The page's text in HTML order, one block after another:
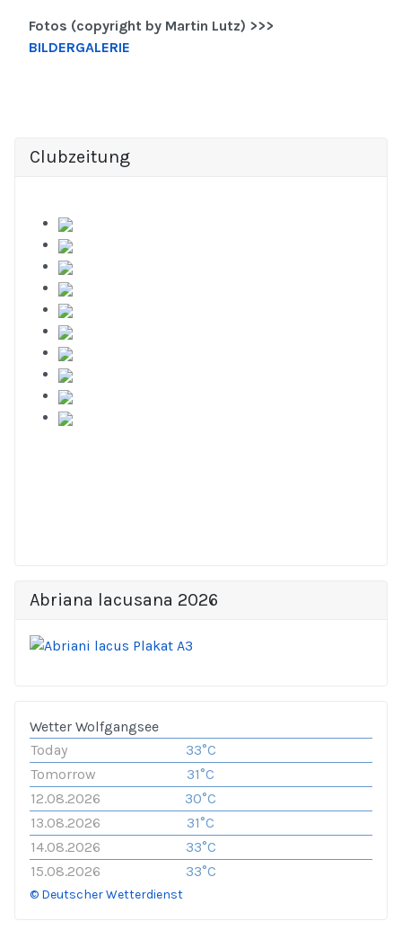
Fotos (copyright by Martin Lutz) >>>
BILDERGALERIE
Clubzeitung
Abriana lacusana 2026
Wetter Wolfgangsee
Today
33°C
Tomorrow
31°C
12.08.2026
30°C
13.08.2026
31°C
14.08.2026
33°C
15.08.2026
33°C
© Deutscher Wetterdienst